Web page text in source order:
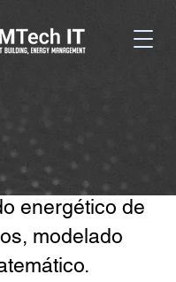
energético de
modelado